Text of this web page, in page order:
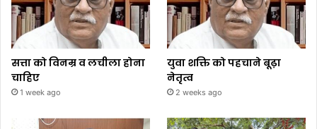
सत्ता को विनम्र व लचीला होना
चाहिए
1 week ago
युवा शक्ति को पहचाने बूढ़ा
नेतृत्व
2 weeks ago